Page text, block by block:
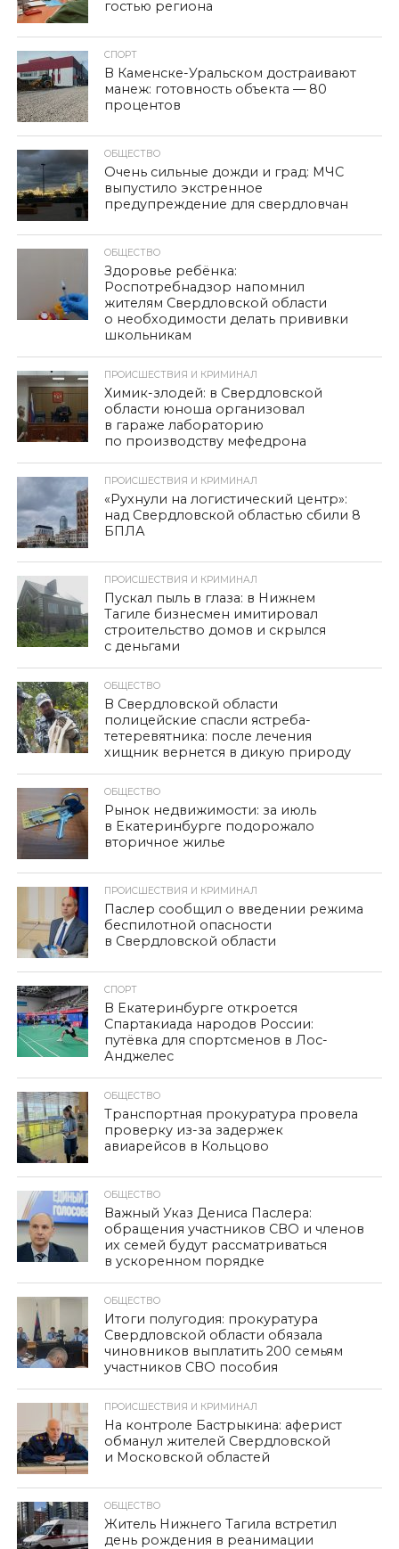
гостью региона
СПОРТ
В Каменске-Уральском достраивают
манеж: готовность объекта — 80
процентов
ОБЩЕСТВО
Очень сильные дожди и град: МЧС
выпустило экстренное
предупреждение для свердловчан
ОБЩЕСТВО
Здоровье ребёнка:
Роспотребнадзор напомнил
жителям Свердловской области
о необходимости делать прививки
школьникам
ПРОИСШЕСТВИЯ И КРИМИНАЛ
Химик-злодей: в Свердловской
области юноша организовал
в гараже лабораторию
по производству мефедрона
ПРОИСШЕСТВИЯ И КРИМИНАЛ
«Рухнули на логистический центр»:
над Свердловской областью сбили 8
БПЛА
ПРОИСШЕСТВИЯ И КРИМИНАЛ
Пускал пыль в глаза: в Нижнем
Тагиле бизнесмен имитировал
строительство домов и скрылся
с деньгами
ОБЩЕСТВО
В Свердловской области
полицейские спасли ястреба-
тетеревятника: после лечения
хищник вернется в дикую природу
ОБЩЕСТВО
Рынок недвижимости: за июль
в Екатеринбурге подорожало
вторичное жилье
ПРОИСШЕСТВИЯ И КРИМИНАЛ
Паслер сообщил о введении режима
беспилотной опасности
в Свердловской области
СПОРТ
В Екатеринбурге откроется
Спартакиада народов России:
путёвка для спортсменов в Лос-
Анджелес
ОБЩЕСТВО
Транспортная прокуратура провела
проверку из-за задержек
авиарейсов в Кольцово
ОБЩЕСТВО
Важный Указ Дениса Паслера:
обращения участников СВО и членов
их семей будут рассматриваться
в ускоренном порядке
ОБЩЕСТВО
Итоги полугодия: прокуратура
Свердловской области обязала
чиновников выплатить 200 семьям
участников СВО пособия
ПРОИСШЕСТВИЯ И КРИМИНАЛ
На контроле Бастрыкина: аферист
обманул жителей Свердловской
и Московской областей
ОБЩЕСТВО
Житель Нижнего Тагила встретил
день рождения в реанимации